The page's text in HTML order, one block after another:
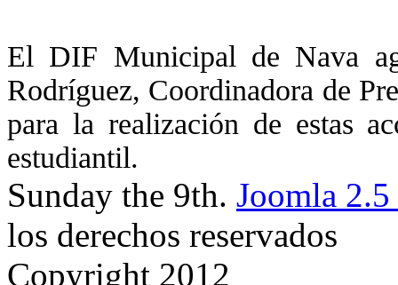
El DIF Municipal de Nava
Rodríguez, Coordinadora de
para la realización de estas
estudiantil.
Sunday the 9th. Joomla 2.5
los derechos reservados
Copyright 2012